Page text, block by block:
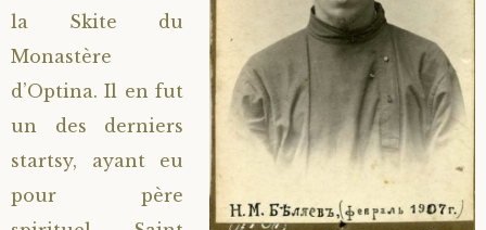
Saint Hilarion (Troïtski)
Saint Jean de Kronstadt
Saint Laurent de Tchernigov
Saint Nikon d’Optina
Métropolite Zénobe (Majouga)
Archimandrite Adrien (Kirsanov)
Archimandrite Alipi (Voronov)
Archimandrite Andronique (Loukach)
Archimandrite Athénogène (Agapov)
Famille spirituelle
Portraits
la Skite du
Monastère
d’Optina. Il en fut
un des derniers
startsy, ayant eu
pour père